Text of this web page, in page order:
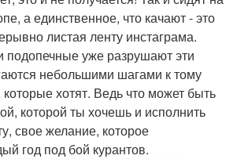
а единственное, что качают - это
листая ленту инстаграма.
уже разрушают эти
небольшими шагами к тому
которые хотят. Ведь что может быть
которой ты хочешь и исполнить
свое желание, которое
год под бой курантов.